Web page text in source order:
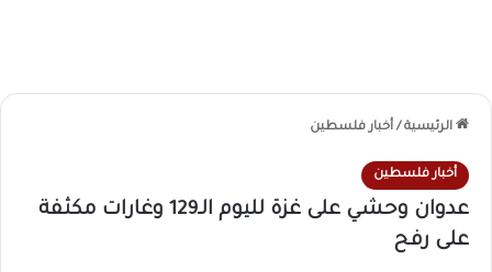
الرئيسية / أخبار فلسطين
أخبار فلسطين
عدوان وحشي على غزة لليوم الـ129 وغارات مكثفة
على رفح